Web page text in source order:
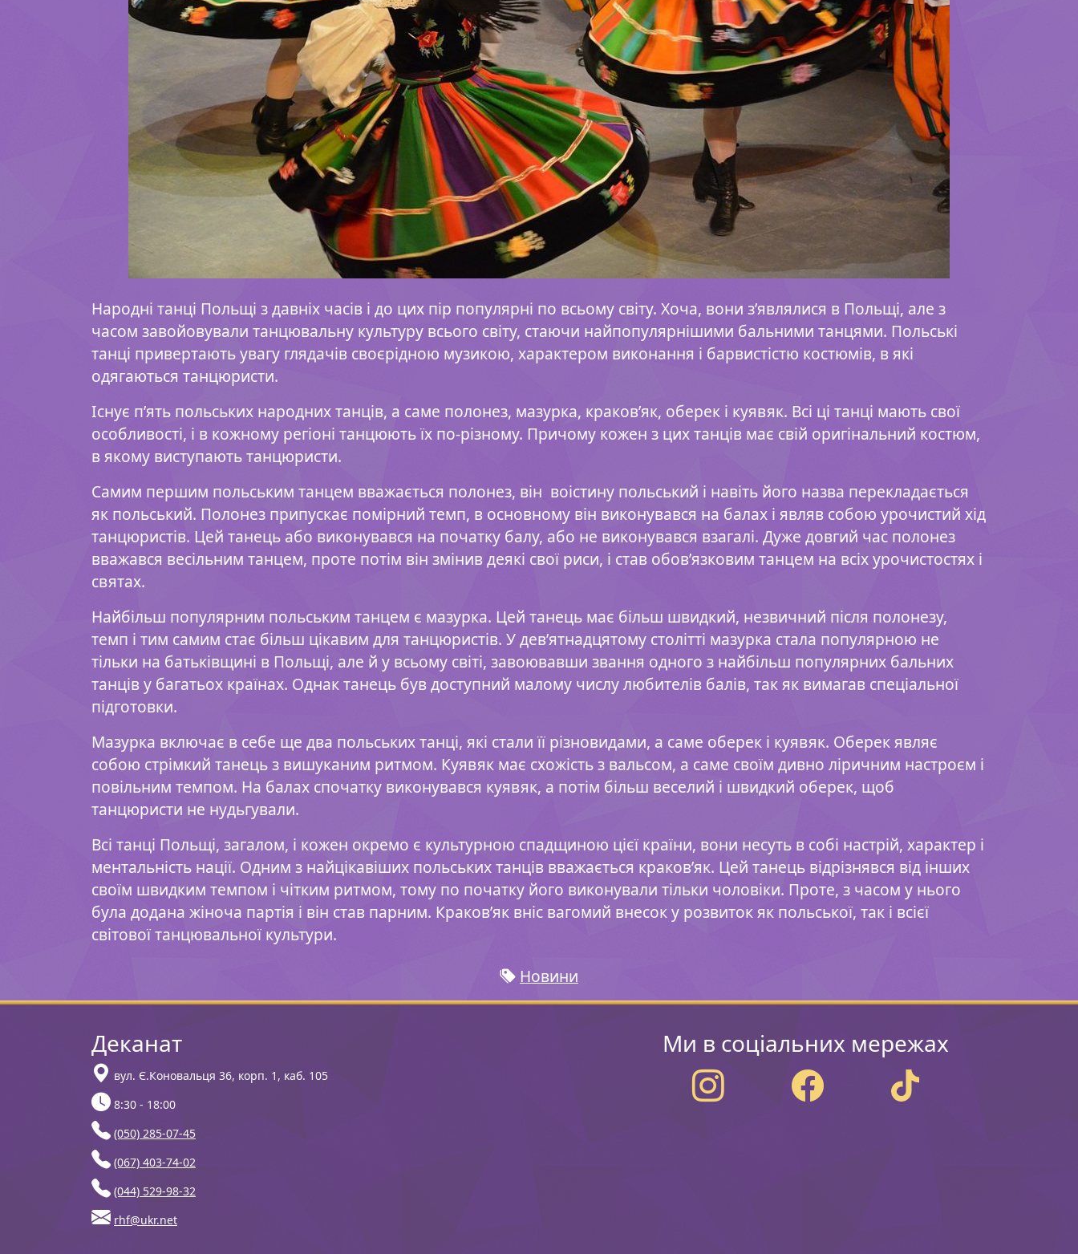
Народні танці Польщі з давніх часів і до цих пір популярні по всьому світу. Хоча, вони з’являлися в Польщі, але з
часом завойовували танцювальну культуру всього світу, стаючи найпопулярнішими бальними танцями. Польські
танці привертають увагу глядачів своєрідною музикою, характером виконання і барвистістю костюмів, в які
одягаються танцюристи.
Існує п’ять польських народних танців, а саме полонез, мазурка, краков’як, оберек і куявяк. Всі ці танці мають свої
особливості, і в кожному регіоні танцюють їх по-різному. Причому кожен з цих танців має свій оригінальний костюм,
в якому виступають танцюристи.
Самим першим польським танцем вважається полонез, він воістину польський і навіть його назва перекладається
як польський. Полонез припускає помірний темп, в основному він виконувався на балах і являв собою урочистий хід
танцюристів. Цей танець або виконувався на початку балу, або не виконувався взагалі. Дуже довгий час полонез
вважався весільним танцем, проте потім він змінив деякі свої риси, і став обов’язковим танцем на всіх урочистостях і
святах.
Найбільш популярним польським танцем є мазурка. Цей танець має більш швидкий, незвичний після полонезу,
темп і тим самим стає більш цікавим для танцюристів. У дев’ятнадцятому столітті мазурка стала популярною не
тільки на батьківщині в Польщі, але й у всьому світі, завоювавши звання одного з найбільш популярних бальних
танців у багатьох країнах. Однак танець був доступний малому числу любителів балів, так як вимагав спеціальної
підготовки.
Мазурка включає в себе ще два польських танці, які стали її різновидами, а саме оберек і куявяк. Оберек являє
собою стрімкий танець з вишуканим ритмом. Куявяк має схожість з вальсом, а саме своїм дивно ліричним настроєм і
повільним темпом. На балах спочатку виконувався куявяк, а потім більш веселий і швидкий оберек, щоб
танцюристи не нудьгували.
Всі танці Польщі, загалом, і кожен окремо є культурною спадщиною цієї країни, вони несуть в собі настрій, характер і
ментальність нації. Одним з найцікавіших польських танців вважається краков’як. Цей танець відрізнявся від інших
своїм швидким темпом і чітким ритмом, тому по початку його виконували тільки чоловіки. Проте, з часом у нього
була додана жіноча партія і він став парним. Краков’як вніс вагомий внесок у розвиток як польської, так і всієї
світової танцювальної культури.
Новини
Деканат
вул. Є.Коновальця 36, корп. 1, каб. 105
8:30 - 18:00
(050) 285-07-45
(067) 403-74-02
(044) 529-98-32
rhf@ukr.net
Ми в соціальних мережах